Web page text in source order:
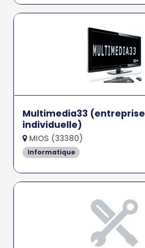
Multimedia33 (entreprise
individuelle)
MIOS (33380)
Informatique